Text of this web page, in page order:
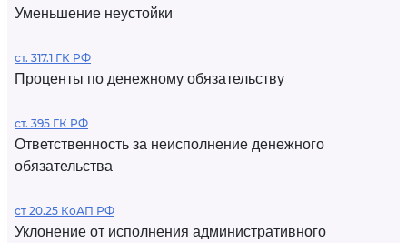
Уменьшение неустойки
ст. 317.1 ГК РФ
Проценты по денежному обязательству
ст. 395 ГК РФ
Ответственность за неисполнение денежного
обязательства
ст 20.25 КоАП РФ
Уклонение от исполнения административного